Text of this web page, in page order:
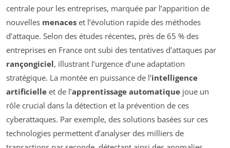
centrale pour les entreprises, marquée par l’apparition de
nouvelles menaces et l’évolution rapide des méthodes
d’attaque. Selon des études récentes, près de 65 % des
entreprises en France ont subi des tentatives d’attaques par
rançongiciel, illustrant l’urgence d’une adaptation
stratégique. La montée en puissance de l’intelligence
artificielle et de l’apprentissage automatique joue un
rôle crucial dans la détection et la prévention de ces
cyberattaques. Par exemple, des solutions basées sur ces
technologies permettent d’analyser des milliers de